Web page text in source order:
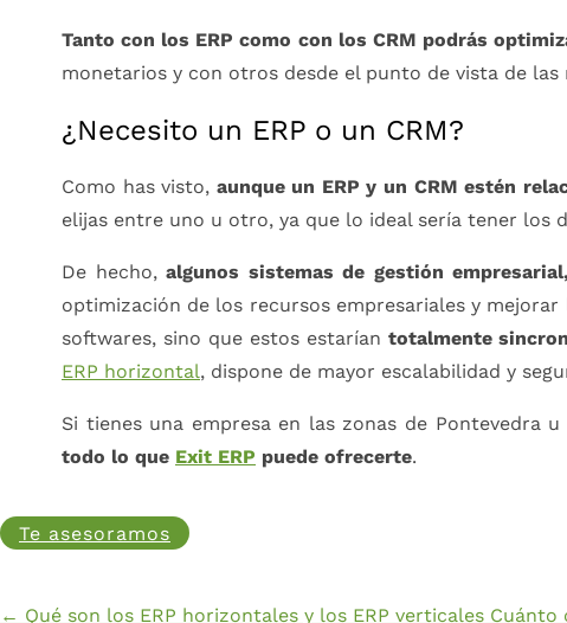
Tanto con los ERP como con los CRM podrás
monetarios y con otros desde el punto de vista de las
¿Necesito un ERP o un CRM?
Como has visto, aunque un ERP y un CRM estén
elijas entre uno u otro, ya que lo ideal sería tener los
De hecho,algunos sistemas de gestión
optimización de los recursos empresariales y
softwares, sino que estos estarían totalmente
ERP horizontal, dispone de mayor escalabilidad y
Si tienes una empresa en las zonas de Pontevedra
todo lo que Exit ERP puede ofrecerte.
Te asesoramos
← Qué son los ERP horizontales y los ERP verticales Cuánto